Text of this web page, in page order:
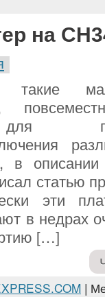
на
такие
в
статью
эти
в недрах
[…]
|